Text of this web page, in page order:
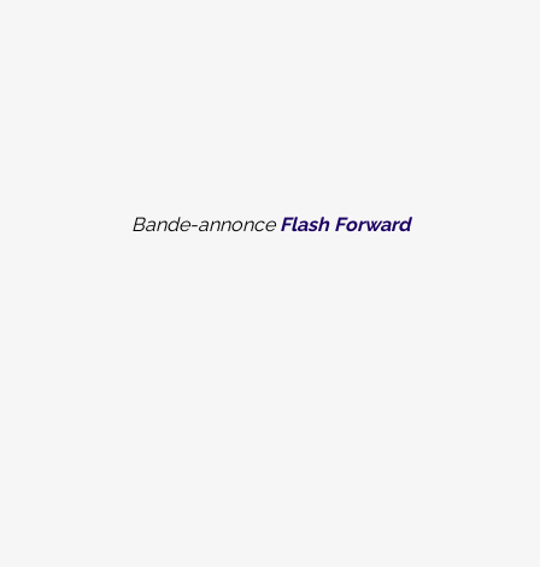
Bande-annonce Flash Forward